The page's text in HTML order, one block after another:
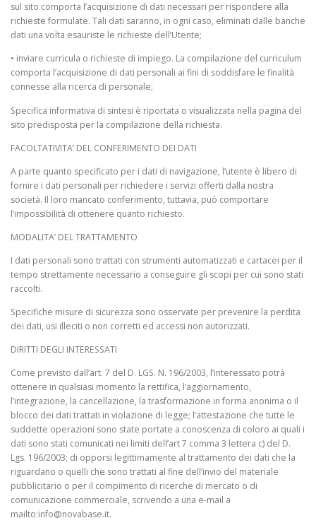
sul sito comporta l’acquisizione di dati necessari per rispondere alla
richieste formulate. Tali dati saranno, in ogni caso, eliminati dalle banche
dati una volta esauriste le richieste dell’Utente;
• inviare curricula o richieste di impiego. La compilazione del curriculum
comporta l’acquisizione di dati personali ai fini di soddisfare le finalità
connesse alla ricerca di personale;
Specifica informativa di sintesi è riportata o visualizzata nella pagina del
sito predisposta per la compilazione della richiesta.
FACOLTATIVITA’ DEL CONFERIMENTO DEI DATI
A parte quanto specificato per i dati di navigazione, l’utente è libero di
fornire i dati personali per richiedere i servizi offerti dalla nostra
società. Il loro mancato conferimento, tuttavia, può comportare
l’impossibilità di ottenere quanto richiesto.
MODALITA’ DEL TRATTAMENTO
I dati personali sono trattati con strumenti automatizzati e cartacei per il
tempo strettamente necessario a conseguire gli scopi per cui sono stati
raccolti.
Specifiche misure di sicurezza sono osservate per prevenire la perdita
dei dati, usi illeciti o non corretti ed accessi non autorizzati.
DIRITTI DEGLI INTERESSATI
Come previsto dall’art. 7 del D. LGS. N. 196/2003, l’interessato potrà
ottenere in qualsiasi momento la rettifica, l’aggiornamento,
l’integrazione, la cancellazione, la trasformazione in forma anonima o il
blocco dei dati trattati in violazione di legge; l’attestazione che tutte le
suddette operazioni sono state portate a conoscenza di coloro ai quali i
dati sono stati comunicati nei limiti dell’art 7 comma 3 lettera c) del D.
Lgs. 196/2003; di opporsi legittimamente al trattamento dei dati che la
riguardano o quelli che sono trattati al fine dell’invio del materiale
pubblicitario o per il compimento di ricerche di mercato o di
comunicazione commerciale, scrivendo a una e-mail a
mailto:info@novabase.it.